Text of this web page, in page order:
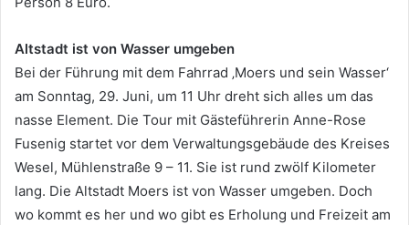
Altstadt ist von Wasser umgeben
Bei der Führung mit dem Fahrrad ‚Moers und sein Wasser‘
am Sonntag, 29. Juni, um 11 Uhr dreht sich alles um das
nasse Element. Die Tour mit Gästeführerin Anne-Rose
Fusenig startet vor dem Verwaltungsgebäude des Kreises
Wesel, Mühlenstraße 9 – 11. Sie ist rund zwölf Kilometer
lang. Die Altstadt Moers ist von Wasser umgeben. Doch
wo kommt es her und wo gibt es Erholung und Freizeit am